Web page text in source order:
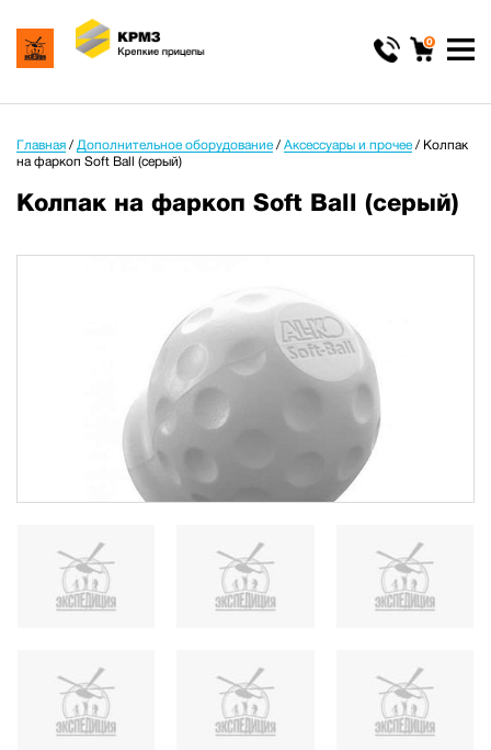
0
Главная / Дополнительное оборудование / Аксессуары и прочее / Колпак
на фаркоп Soft Ball (серый)
Колпак на фаркоп Soft Ball (серый)